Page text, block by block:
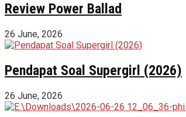
Review Power Ballad
26 June, 2026
Pendapat Soal Supergirl (2026)
26 June, 2026